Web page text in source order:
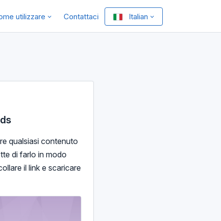
utilizzare Contattaci Italian
qualsiasi contenuto
di farlo in modo
il link e scaricare